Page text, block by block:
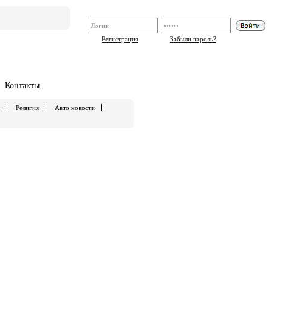
Регистрация
Забыли пароль?
Контакты
Религия
Авто новости